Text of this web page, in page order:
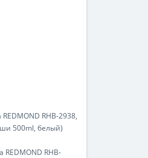
REDMOND RHB-